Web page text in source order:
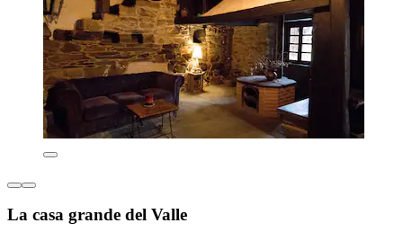
La casa grande del Valle